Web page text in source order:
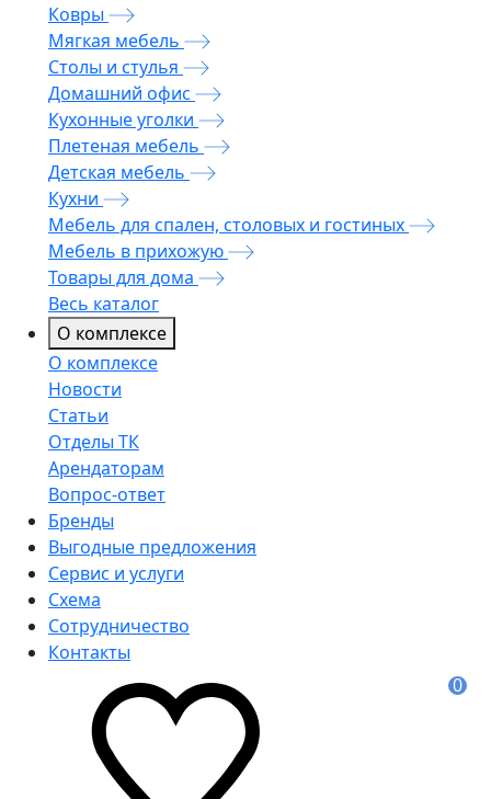
Ковры
Мягкая мебель
Столы и стулья
Домашний офис
Кухонные уголки
Плетеная мебель
Детская мебель
Кухни
Мебель для спален, столовых и гостиных
Мебель в прихожую
Товары для дома
Весь каталог
О комплексе
О комплексе
Новости
Статьи
Отделы ТК
Арендаторам
Вопрос-ответ
Бренды
Выгодные предложения
Сервис и услуги
Схема
Сотрудничество
Контакты
0